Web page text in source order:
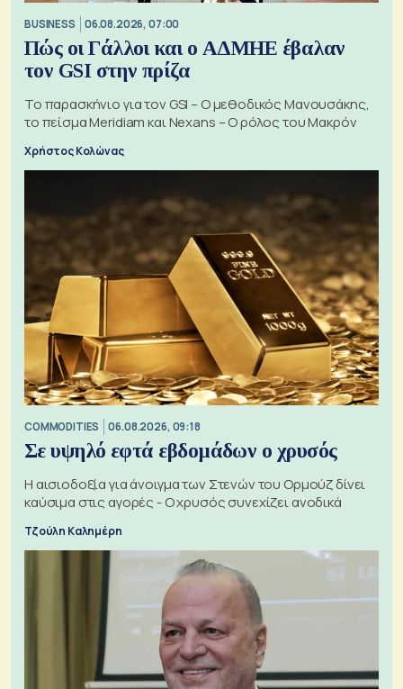
BUSINESS 06.08.2026, 07:00
Πώς οι Γάλλοι και ο ΑΔΜΗΕ έβαλαν
τον GSI στην πρίζα
Το παρασκήνιο για τον GSI – Ο μεθοδικός Μανουσάκης,
το πείσμα Meridiam και Nexans – Ο ρόλος του Μακρόν
Χρήστος Κολώνας
COMMODITIES 06.08.2026, 09:18
Σε υψηλό εφτά εβδομάδων ο χρυσός
Η αισιοδοξία για άνοιγμα των Στενών του Ορμούζ δίνει
καύσιμα στις αγορές - Ο χρυσός συνεχίζει ανοδικά
Τζούλη Καλημέρη